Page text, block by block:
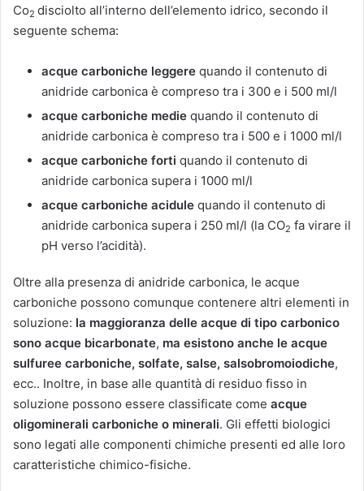
Co2 disciolto all’interno dell’elemento idrico, secondo il
seguente schema:
acque carboniche leggere quando il contenuto di
anidride carbonica è compreso tra i 300 e i 500 ml/l
acque carboniche medie quando il contenuto di
anidride carbonica è compreso tra i 500 e i 1000 ml/l
acque carboniche forti quando il contenuto di
anidride carbonica supera i 1000 ml/l
acque carboniche acidule quando il contenuto di
anidride carbonica supera i 250 ml/l (la CO2 fa virare il
pH verso l’acidità).
Oltre alla presenza di anidride carbonica, le acque
carboniche possono comunque contenere altri elementi in
soluzione: la maggioranza delle acque di tipo carbonico
sono acque bicarbonate, ma esistono anche le acque
sulfuree carboniche, solfate, salse, salsobromoiodiche,
ecc.. Inoltre, in base alle quantità di residuo fisso in
soluzione possono essere classificate come acque
oligominerali carboniche o minerali. Gli effetti biologici
sono legati alle componenti chimiche presenti ed alle loro
caratteristiche chimico-fisiche.